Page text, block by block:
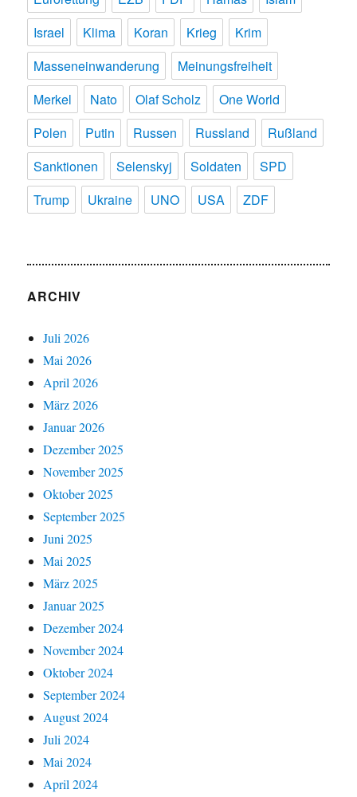
Israel
Klima Koran Krieg
Krim
Masseneinwanderung
Meinungsfreiheit
Merkel
Nato Olaf Scholz
One World
Polen
Putin Russen Russland
Rußland
Sanktionen
Selenskyj Soldaten
SPD
Trump
Ukraine UNO USA ZDF
ARCHIV
Juli 2026
Mai 2026
April 2026
März 2026
Januar 2026
Dezember 2025
November 2025
Oktober 2025
September 2025
Juni 2025
Mai 2025
März 2025
Januar 2025
Dezember 2024
November 2024
Oktober 2024
September 2024
August 2024
Juli 2024
Mai 2024
April 2024